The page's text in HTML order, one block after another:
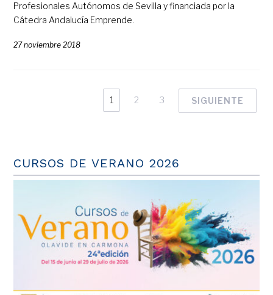
Profesionales Autónomos de Sevilla y financiada por la
Cátedra Andalucía Emprende.
27 noviembre 2018
1 2 3 SIGUIENTE
CURSOS DE VERANO 2026